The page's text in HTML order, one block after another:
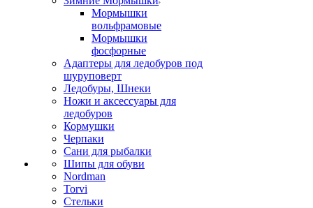
Мормышки
вольфрамовые
Мормышки
фосфорные
Адаптеры для ледобуров под
шуруповерт
Ледобуры, Шнеки
Ножи и аксессуары для
ледобуров
Кормушки
Черпаки
Сани для рыбалки
Шипы для обуви
Nordman
Torvi
Стельки